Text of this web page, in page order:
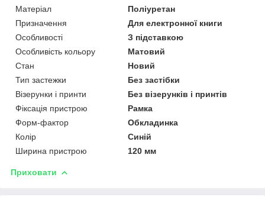
Матеріал
Поліуретан
Призначення
Для електронної книги
Особливості
З підставкою
Особливість кольору
Матовий
Стан
Новий
Тип застежки
Без застібки
Візерунки і принти
Без візерунків і принтів
Фіксація пристрою
Рамка
Форм-фактор
Обкладинка
Колір
Синій
Ширина пристрою
120 мм
Приховати